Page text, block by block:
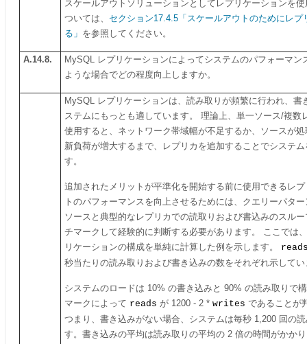
スケールアウトソリューションとしてレプリケーションを
ついては、 セクション17.4.5「スケールアウトのためにレプ
る」 を参照してください。
A.14.8.
MySQL レプリケーションによってシステムのパフォーマン
ような場合でどの程度向上しますか。
MySQL レプリケーションは、読み取りが頻繁に行われ、書
ステムにもっとも適しています。 理論上、単一ソース/複数
使用すると、ネットワーク帯域幅が不足するか、ソースが
新負荷が増大するまで、レプリカを追加することでシステ
す。
追加されたメリットが平準化を開始する前に使用できるレ
トのパフォーマンスを向上させるためには、クエリーパタ
ソースと典型的なレプリカでの読取りおよび書込みのスル
チマークして経験的に判断する必要があります。 ここでは
リケーションの構成を単純に計算した例を示します。
秒当たりの読み取りおよび書き込みの数をそれぞれ示してい
システムのロードは 10% の書き込みと 90% の読み取りで
マークによって reads が 1200 - 2 * writes であることが
つまり、書き込みがない場合、システムは毎秒 1,200 回の
す。書き込みの平均は読み取りの平均の 2 倍の時間がかか